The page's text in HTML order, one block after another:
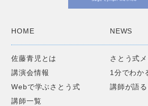
HOME NEWS
佐藤青児とは
さとう式
講演会情報
1分でわか
Webで学ぶさとう式
講師が語
講師一覧